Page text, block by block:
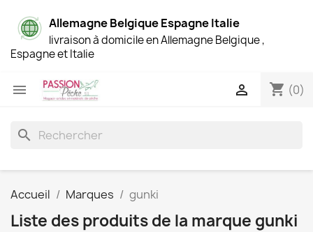
Allemagne Belgique Espagne Italie
livraison à domicile en Allemagne Belgique ,
Espagne et Italie
 shopping_cart (0)

search
Accueil Marques gunki
Liste des produits de la marque gunki